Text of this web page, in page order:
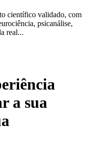
científico validado, com
psicanálise,
real...
a sua